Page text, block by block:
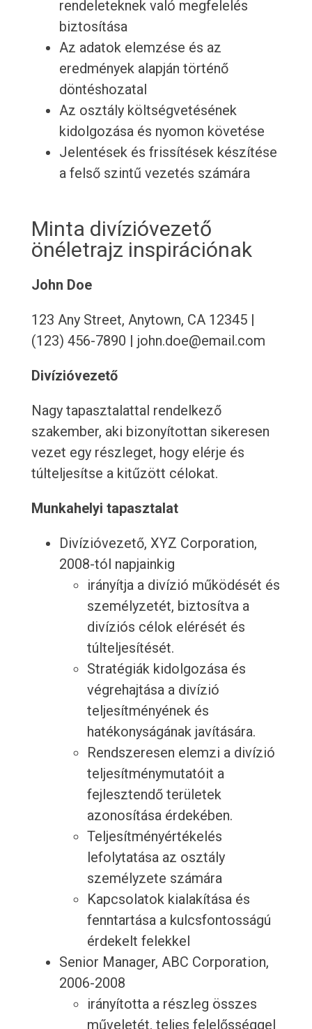
rendeleteknek való megfelelés
biztosítása
Az adatok elemzése és az
eredmények alapján történő
döntéshozatal
Az osztály költségvetésének
kidolgozása és nyomon követése
Jelentések és frissítések készítése
a felső szintű vezetés számára
Minta divízióvezető
önéletrajz inspirációnak
John Doe
123 Any Street, Anytown, CA 12345 |
(123) 456-7890 | john.doe@email.com
Divízióvezető
Nagy tapasztalattal rendelkező
szakember, aki bizonyítottan sikeresen
vezet egy részleget, hogy elérje és
túlteljesítse a kitűzött célokat.
Munkahelyi tapasztalat
Divízióvezető, XYZ Corporation,
2008-tól napjainkig
irányítja a divízió működését és
személyzetét, biztosítva a
divíziós célok elérését és
túlteljesítését.
Stratégiák kidolgozása és
végrehajtása a divízió
teljesítményének és
hatékonyságának javítására.
Rendszeresen elemzi a divízió
teljesítménymutatóit a
fejlesztendő területek
azonosítása érdekében.
Teljesítményértékelés
lefolytatása az osztály
személyzete számára
Kapcsolatok kialakítása és
fenntartása a kulcsfontosságú
érdekelt felekkel
Senior Manager, ABC Corporation,
2006-2008
irányította a részleg összes
műveletét, teljes felelősséggel